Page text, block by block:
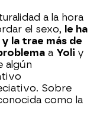
a la hora
el sexo, le ha
la trae más de
a Yoli y
algún
Sobre
como la